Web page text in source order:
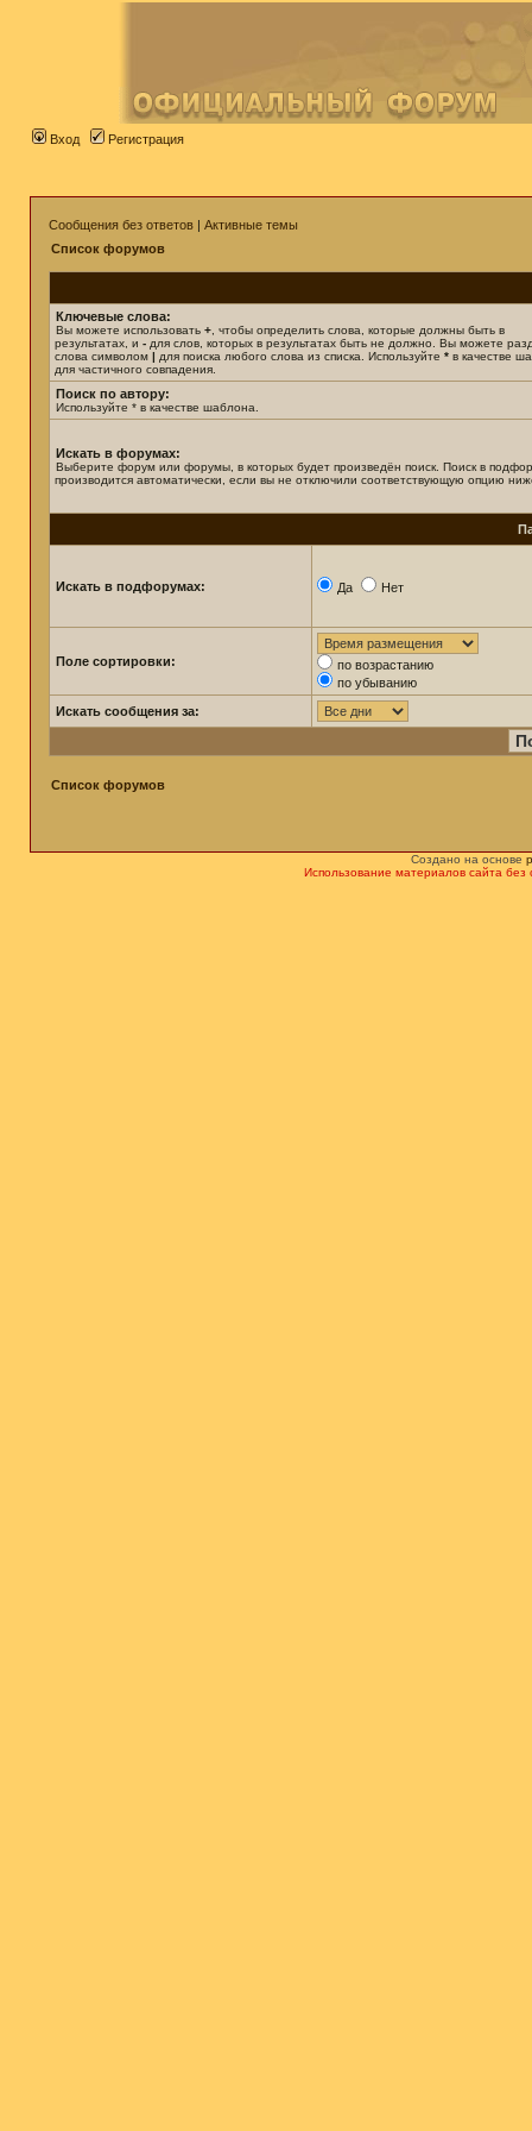
Вход Регистрация
Сообщения без ответов | Активные темы
Список форумов
Ключевые слова:
Вы можете использовать + , чтобы определить слова, которые должны быть в
результатах, и - для слов, которых в результатах быть не должно. Вы можете
слова символом | для поиска любого слова из списка. Используйте * в качестве
для частичного совпадения.
Поиск по автору:
Используйте * в качестве шаблона.
Искать в форумах:
Выберите форум или форумы, в которых будет произведён поиск. Поиск в
производится автоматически, если вы не отключили соответствующую опцию
Искать в подфорумах: Да Нет
Поле сортировки:
по возрастанию
по убыванию
Искать сообщения за:
Список форумов
Создано на основе
Использование материалов сайта